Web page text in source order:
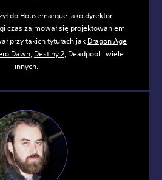
do Housemarque jako dyrektor
czas zajmował się projektowaniem
przy takich tytułach jak Dragon Age
Dawn, Destiny 2, Deadpool i wiele
innych.